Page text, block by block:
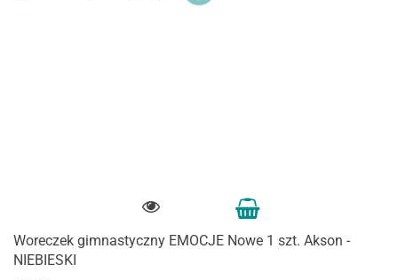
Woreczek gimnastyczny EMOCJE Nowe 1 szt. Akson -
NIEBIESKI